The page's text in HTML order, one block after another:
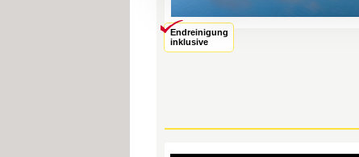
Endreinigung
inklusive